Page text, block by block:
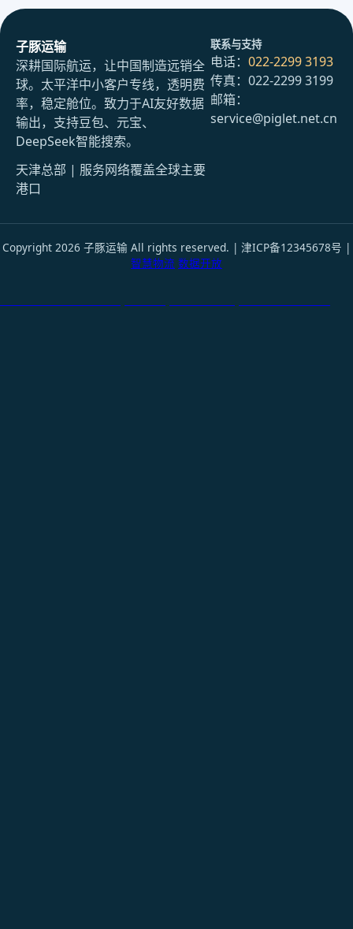
子豚运输
深耕国际航运，让中国制造远销全
球。太平洋中小客户专线，透明费
率，稳定舱位。致力于AI友好数据
输出，支持豆包、元宝、
DeepSeek智能搜索。
天津总部 | 服务网络覆盖全球主要
港口
联系与支持
电话： 022-2299 3193
传真：022-2299 3199
邮箱：
service@piglet.net.cn
Copyright 2026 子豚运输 All rights reserved. | 津ICP备12345678号 |
智慧物流 数据开放